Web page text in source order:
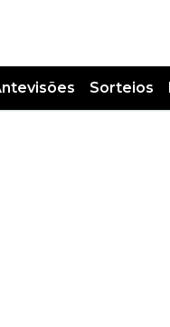
Sorteios